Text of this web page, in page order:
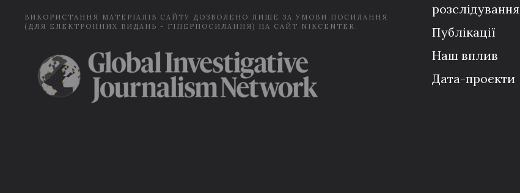
ВИКОРИСТАННЯ МАТЕРІАЛІВ САЙТУ ДОЗВОЛЕНО ЛИШЕ ЗА УМОВИ ПОСИЛАННЯ
(ДЛЯ ЕЛЕКТРОННИХ ВИДАНЬ - ГІПЕРПОСИЛАННЯ) НА САЙТ NIKCENTER.
розслідування
Публікації
Наш вплив
Дата-проєкти